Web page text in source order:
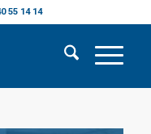
55 14 14